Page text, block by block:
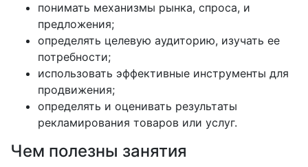
понимать механизмы рынка, спроса, и
предложения;
определять целевую аудиторию, изучать ее
потребности;
использовать эффективные инструменты для
продвижения;
определять и оценивать результаты
рекламирования товаров или услуг.
Чем полезны занятия